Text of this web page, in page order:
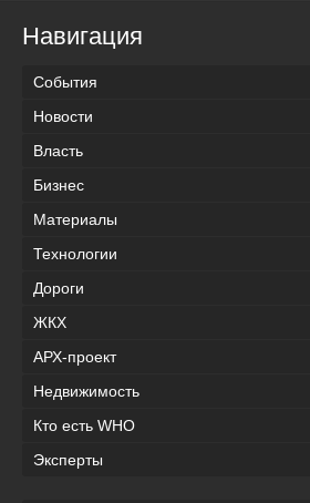
Навигация
События
Новости
Власть
Бизнес
Материалы
Технологии
Дороги
ЖКХ
АРХ-проект
Недвижимость
Кто есть WHO
Эксперты